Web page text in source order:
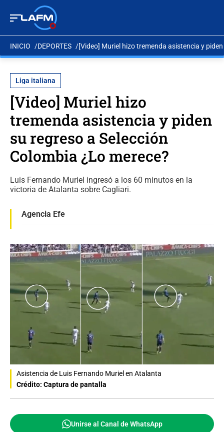
INICIO DEPORTES [Video] Muriel hizo tremenda asistencia y
Liga italiana
[Video] Muriel hizo
tremenda asistencia y piden
su regreso a Selección
Colombia ¿Lo merece?
Luis Fernando Muriel ingresó a los 60 minutos en la
victoria de Atalanta sobre Cagliari.
Agencia Efe
Asistencia de Luis Fernando Muriel en Atalanta
Crédito: Captura de pantalla
Unirse al Canal de WhatsApp